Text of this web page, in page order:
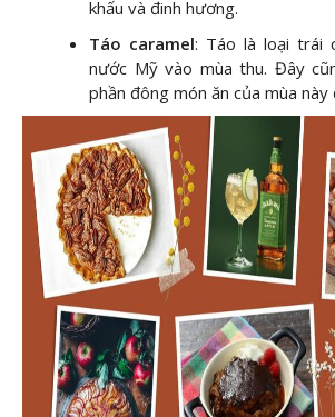
khấu và đinh hương.
Táo caramel: Táo là loại trái
nước Mỹ vào mùa thu. Đây
phần đông món ăn của mùa